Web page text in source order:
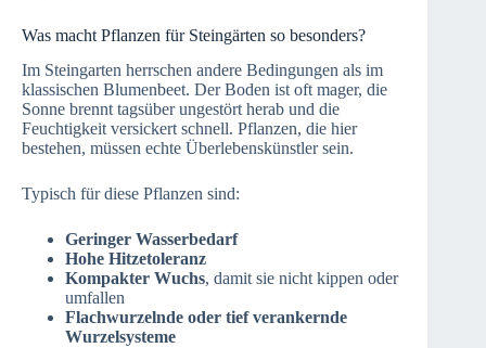
Was macht Pflanzen für Steingärten so besonders?
Im Steingarten herrschen andere Bedingungen als im
klassischen Blumenbeet. Der Boden ist oft mager, die
Sonne brennt tagsüber ungestört herab und die
Feuchtigkeit versickert schnell. Pflanzen, die hier
bestehen, müssen echte Überlebenskünstler sein.
Typisch für diese Pflanzen sind:
Geringer Wasserbedarf
Hohe Hitzetoleranz
Kompakter Wuchs, damit sie nicht kippen oder
umfallen
Flachwurzelnde oder tief verankernde
Wurzelsysteme